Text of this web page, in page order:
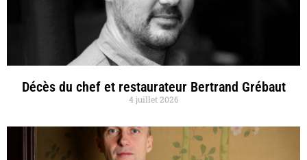
Décès du chef et restaurateur Bertrand Grébaut
4 juillet 2026